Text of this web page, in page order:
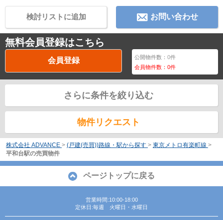
お問い合わせ
検討リストに追加
無料会員登録はこちら
会員登録 公開物件数：0件
会員物件数：0件
さらに条件を絞り込む
物件リクエスト
株式会社 ADVANCE > (戸建(売買))路線・駅から探す > 東京メトロ有楽町線 >
平和台駅の売買物件
ページトップに戻る
営業時間:10:00-18:00
定休日:毎週 火曜日・水曜日